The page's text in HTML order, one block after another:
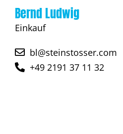
Bernd Ludwig
Einkauf
bl@steinstosser.com
+49 2191 37 11 32